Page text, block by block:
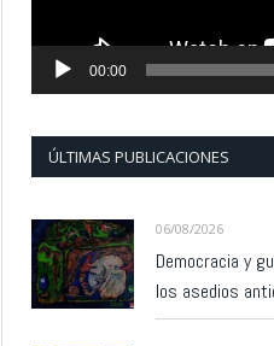
00:00
ÚLTIMAS PUBLICACIONES
06/08/2026
Democracia y
los asedios